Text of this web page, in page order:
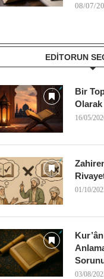
08/07/
EDITORUN
Bir
16/05/
01/10/
03/08/